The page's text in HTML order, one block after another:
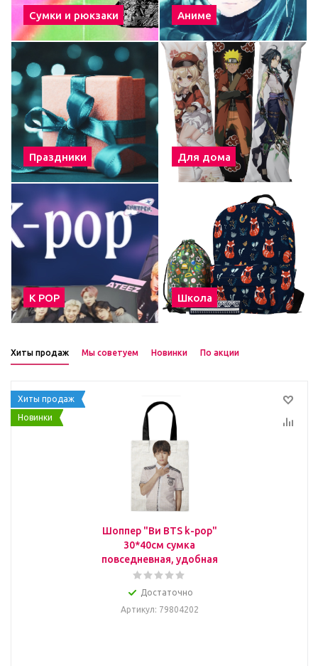
Сумки и рюкзаки Аниме
Праздники Для дома
К POP Школа
Хиты продаж Мы советуем Новинки По акции
Хиты продаж
Новинки
Шоппер "Ви BTS k-pop"
30*40см сумка
повседневная, удобная
Достаточно
Артикул: 79804202